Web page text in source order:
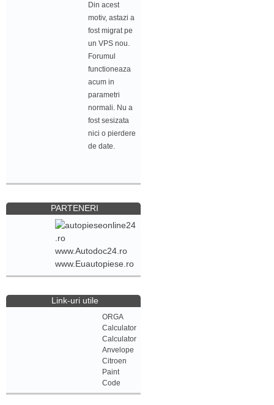
Din acest
motiv, astazi a
fost migrat pe
un VPS nou.
Forumul
functioneaza
acum in
parametri
normali. Nu a
fost sesizata
nici o pierdere
de date.
PARTENERI
www.Autodoc24.ro
www.Euautopiese.ro
Link-uri utile
ORGA
Calculator
Calculator
Anvelope
Citroen
Paint
Code